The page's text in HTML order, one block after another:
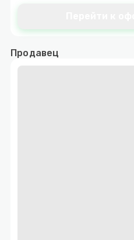
Продавец